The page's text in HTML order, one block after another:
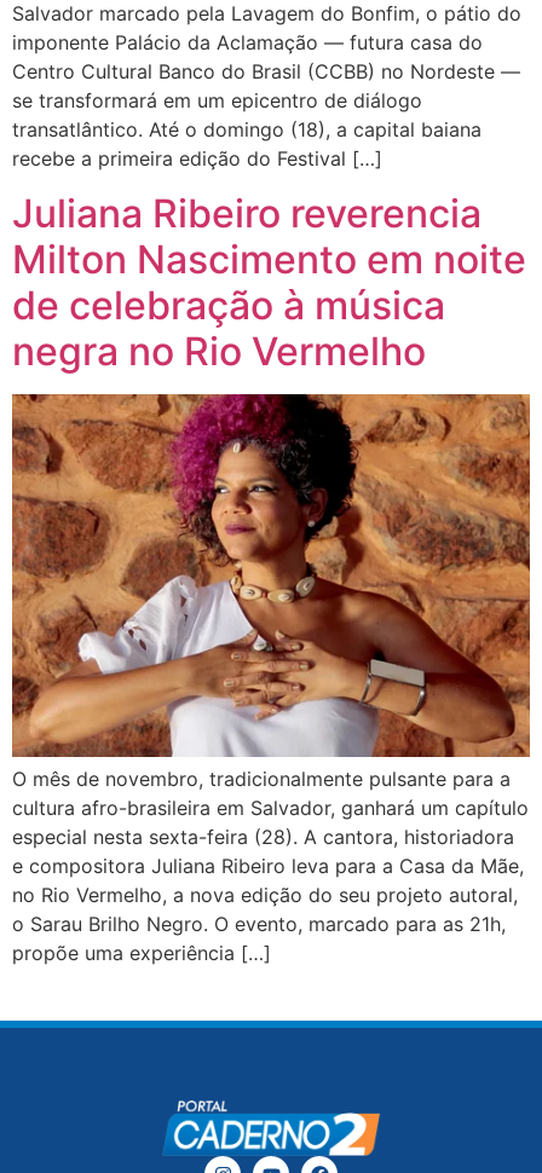
Salvador marcado pela Lavagem do Bonfim, o pátio do
imponente Palácio da Aclamação — futura casa do
Centro Cultural Banco do Brasil (CCBB) no Nordeste —
se transformará em um epicentro de diálogo
transatlântico. Até o domingo (18), a capital baiana
recebe a primeira edição do Festival […]
Juliana Ribeiro reverencia
Milton Nascimento em noite
de celebração à música
negra no Rio Vermelho
O mês de novembro, tradicionalmente pulsante para a
cultura afro-brasileira em Salvador, ganhará um capítulo
especial nesta sexta-feira (28). A cantora, historiadora
e compositora Juliana Ribeiro leva para a Casa da Mãe,
no Rio Vermelho, a nova edição do seu projeto autoral,
o Sarau Brilho Negro. O evento, marcado para as 21h,
propõe uma experiência […]